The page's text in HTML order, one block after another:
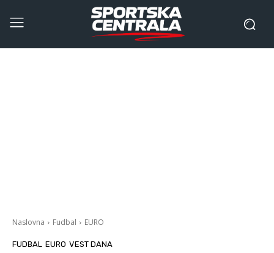
Naslovna Fudbal EURO
FUDBAL EURO VEST DANA